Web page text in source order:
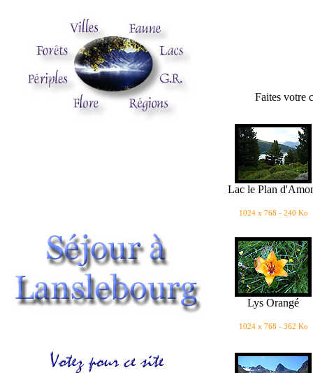
Faites votre
Lac le Plan
1024 x 768 - 240 Ko
Lys Orangé
1024 x 768 - 362 Ko